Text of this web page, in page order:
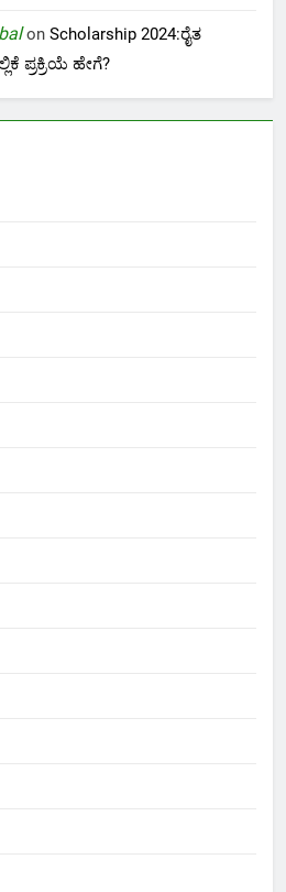
on Scholarship 2024:ರೈತ
ಪ್ರಕ್ರಿಯೆ ಹೇಗೆ?